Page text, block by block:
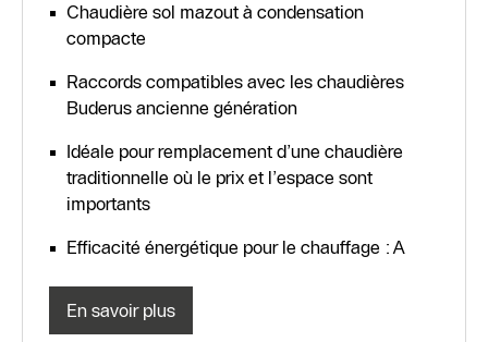
Chaudière sol mazout à condensation
compacte
Raccords compatibles avec les chaudières
Buderus ancienne génération
Idéale pour remplacement d’une chaudière
traditionnelle où le prix et l’espace sont
importants
Efficacité énergétique pour le chauffage : A
En savoir plus